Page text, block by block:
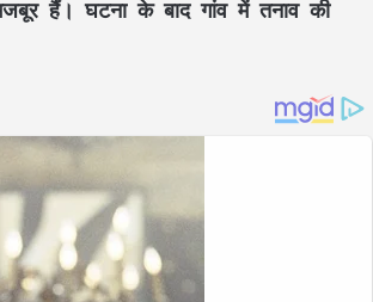
हैं। घटना के बाद गांव में तनाव की